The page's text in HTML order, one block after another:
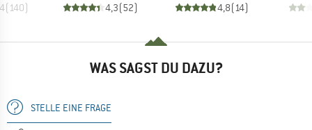
(140) 4,3(52) 4,8(14)
WAS SAGST DU DAZU?
STELLE EINE FRAGE